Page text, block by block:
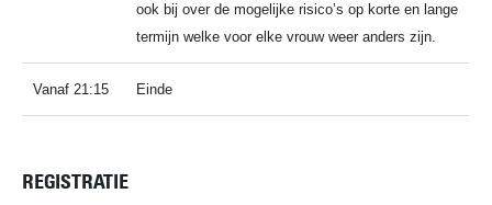
ook bij over de mogelijke risico’s op korte en lange
termijn welke voor elke vrouw weer anders zijn.
Vanaf 21:15 Einde
REGISTRATIE